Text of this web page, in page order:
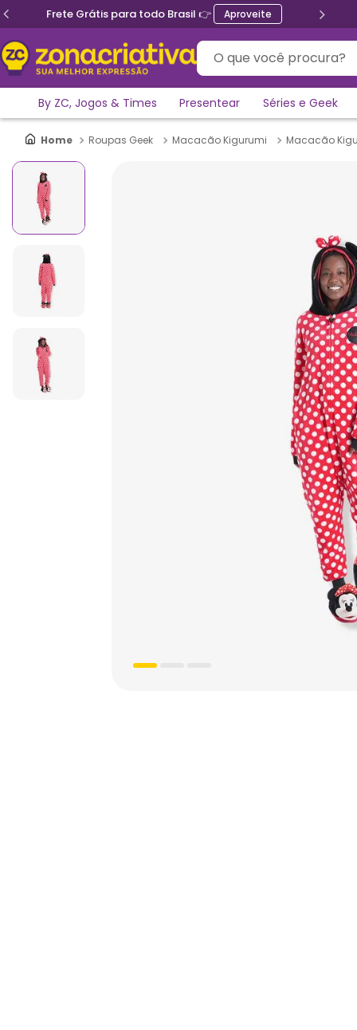
Frete Grátis para todo Brasil 👉 Aproveite
O que você procura?
By ZC, Jogos & Times Presentear Séries e Geek
Roupas Geek Macacão Kigurumi Macacão